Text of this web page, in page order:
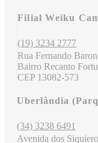
Filial Weiku
(19) 3234 2777
Rua Fernando
Bairro Recanto
CEP 13082-573
Uberlândia
(34) 3238 6491
Avenida dos